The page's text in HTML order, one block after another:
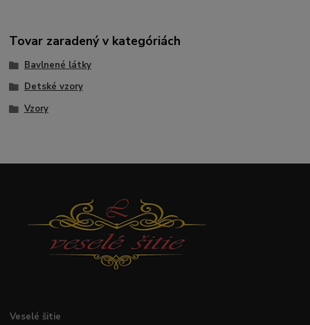
Tovar zaradený v kategóriách
Bavlnené látky
Detské vzory
Vzory
Veselé šitie